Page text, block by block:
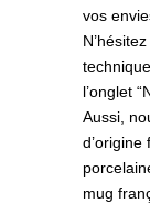
vos
l’onglet
Aussi,
d’origine
mug